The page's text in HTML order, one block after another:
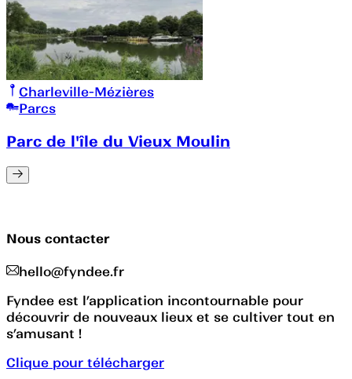
Charleville-Mézières
Parcs
Parc de l'île du Vieux Moulin
Nous contacter
hello@fyndee.fr
Fyndee est l’application incontournable pour
découvrir de nouveaux lieux et se cultiver tout en
s’amusant !
Clique pour télécharger